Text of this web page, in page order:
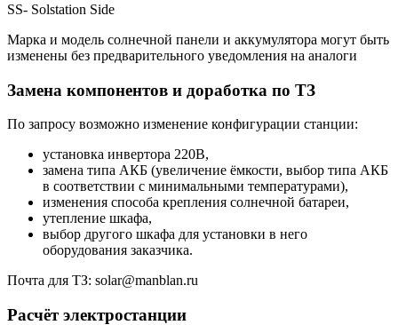
SS- Solstation Side
Марка и модель солнечной панели и аккумулятора могут быть
изменены без предварительного уведомления на аналоги
Замена компонентов и доработка по ТЗ
По запросу возможно изменение конфигурации станции:
установка инвертора 220В,
замена типа АКБ (увеличение ёмкости, выбор типа АКБ
в соответствии с минимальными температурами),
изменения способа крепления солнечной батареи,
утепление шкафа,
выбор другого шкафа для установки в него
оборудования заказчика.
Почта для ТЗ: solar@manblan.ru
Расчёт электростанции